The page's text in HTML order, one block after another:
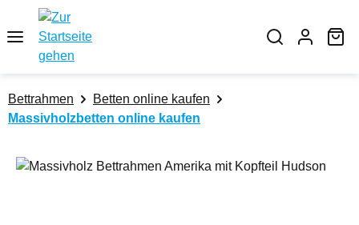
Zum Hauptinhalt springen
Bettrahmen
Betten online kaufen
Massivholzbetten online kaufen
Bildergalerie überspringen